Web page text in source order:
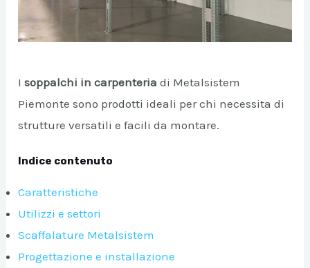
Isoppalchi in carpenteriadi Metalsistem
Piemonte sono prodotti ideali per chi necessita di
strutture versatili e facili da montare.
Indice contenuto
Caratteristiche
Utilizzi e settori
Scaffalature Metalsistem
Progettazione e installazione
DISATTIVA